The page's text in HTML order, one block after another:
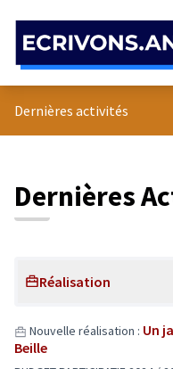
Dernières activités
Dernières
Réalisation
Nouvelle réalisation : Un
Beille